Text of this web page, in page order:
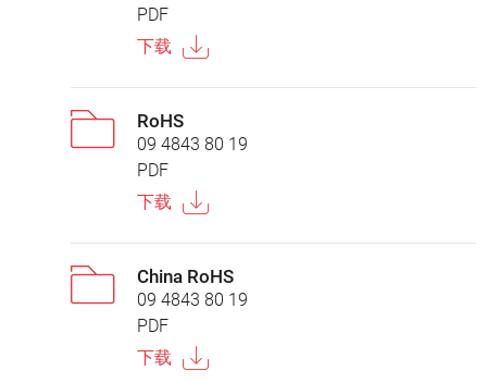
PDF
下载
RoHS
09 4843 80 19
PDF
下载
China RoHS
09 4843 80 19
PDF
下载